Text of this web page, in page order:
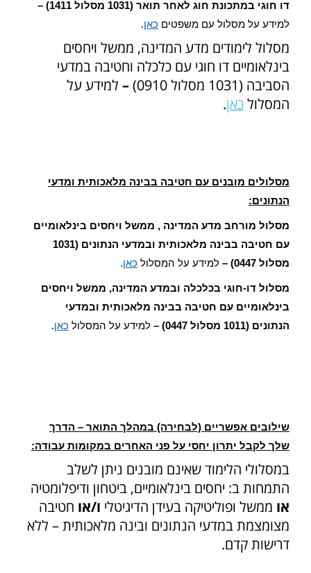
דו חוגי במתכונת חוג לאחר תואר (1031 מסלול 1411) –
למידע על מסלול עם משפטים כאן.
מסלול לימודים מדע המדינה, ממשל ויחסים
בינלאומיים דו חוגי עם כלכלה וחטיבה במדעי
הסביבה (1031 מסלול 0910)
– למידע על
המסלולכאן.
מסלולים מובנים עם חטיבה בבינה מלאכותית ומדעי
הנתונים:
מסלול מורחב מדע המדינה , ממשל ויחסים בינלאומיים
עם חטיבה בבינה מלאכותית ובמדעי הנתונים (1031
מסלול 0447) –
למידע על המסלול כאן.
מסלול דו-חוגי בכלכלה ובמדע המדינה, ממשל ויחסים
בינלאומיים עם חטיבה בבינה מלאכותית ובמדעי
הנתונים (1011 מסלול 0447) –
למידע על המסלול כאן.
שילובים אפשריים (לבחירה) במהלך התואר – הדרך
שלך לקבל יתרון יחסי על פני האחרים במקומות עבודה:
במסלולי הלימוד שאינם מובנים ניתן לשלב
התמחות ב: יחסים בינלאומיים, ביטחון ודיפלומטיה
או ממשל ופוליטיקה בעידן הדיגיטלי ו/או חטיבה
מצומצמת במדעי הנתונים ובינה מלאכותית – ללא
דרישות קדם.